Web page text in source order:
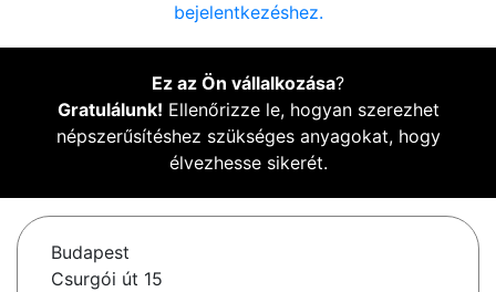
bejelentkezéshez.
Ez az Ön vállalkozása?
Gratulálunk! Ellenőrizze le, hogyan szerezhet
népszerűsítéshez szükséges anyagokat, hogy
élvezhesse sikerét.
Budapest
Csurgói út 15